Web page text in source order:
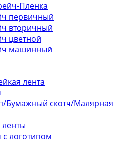
Пленка
первичный
вторичный
цветной
машинный
лента
Бумажный скотч/Малярная
ленты
с логотипом